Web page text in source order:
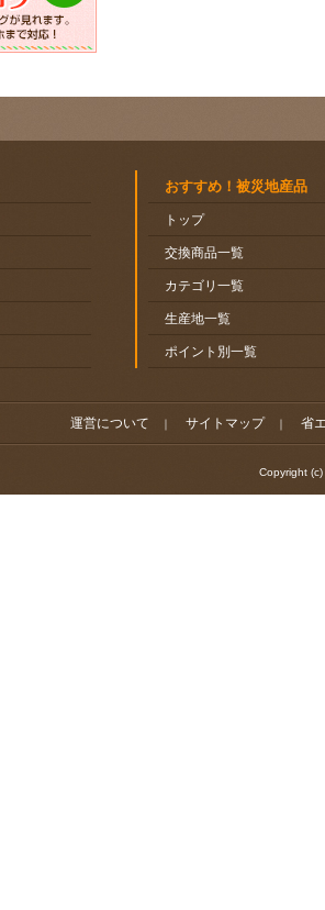
おすすめ！被災地産品
トップ
交換商品一覧
カテゴリ一覧
生産地一覧
ポイント別一覧
運営について ｜ サイトマップ ｜ 省
Copyright